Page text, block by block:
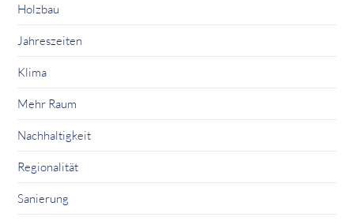
Holzbau
Jahreszeiten
Klima
Mehr Raum
Nachhaltigkeit
Regionalität
Sanierung